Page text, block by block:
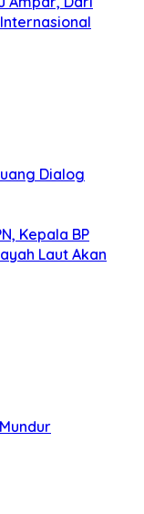
Dialog
Kepala BP
Laut Akan